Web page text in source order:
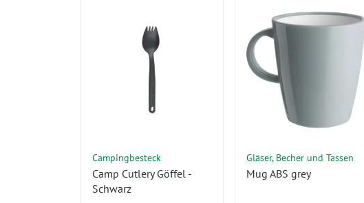
Campingbesteck
Camp Cutlery Göffel -
Schwarz
Gläser, Becher und Tassen
Mug ABS grey